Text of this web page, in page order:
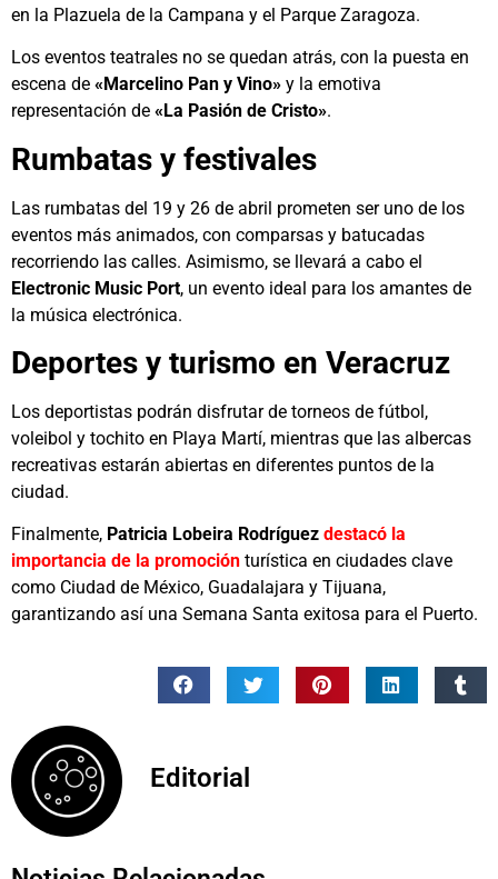
en la Plazuela de la Campana y el Parque Zaragoza.
Los eventos teatrales no se quedan atrás, con la puesta en
escena de «Marcelino Pan y Vino» y la emotiva
representación de «La Pasión de Cristo».
Rumbatas y festivales
Las rumbatas del 19 y 26 de abril prometen ser uno de los
eventos más animados, con comparsas y batucadas
recorriendo las calles. Asimismo, se llevará a cabo el
Electronic Music Port, un evento ideal para los amantes de
la música electrónica.
Deportes y turismo en Veracruz
Los deportistas podrán disfrutar de torneos de fútbol,
voleibol y tochito en Playa Martí, mientras que las albercas
recreativas estarán abiertas en diferentes puntos de la
ciudad.
Finalmente, Patricia Lobeira Rodríguez destacó la
importancia de la promoción turística en ciudades clave
como Ciudad de México, Guadalajara y Tijuana,
garantizando así una Semana Santa exitosa para el Puerto.
Editorial